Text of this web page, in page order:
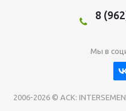
8
Мы в
2006-2026 © АСК: